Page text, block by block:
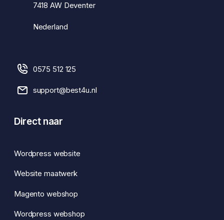
7418 AW Deventer
Nederland
0575 512 125
support@best4u.nl
Direct naar
Wordpress website
Website maatwerk
Magento webshop
Wordpress webshop